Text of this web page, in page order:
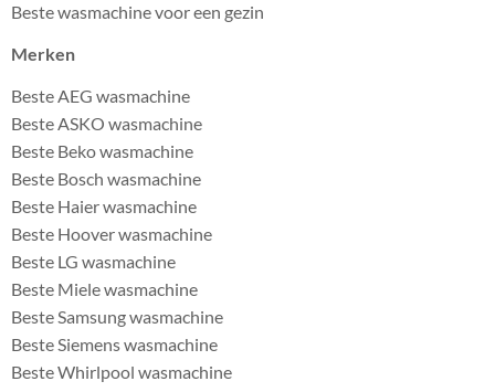
Beste wasmachine voor een gezin
Merken
Beste AEG wasmachine
Beste ASKO wasmachine
Beste Beko wasmachine
Beste Bosch wasmachine
Beste Haier wasmachine
Beste Hoover wasmachine
Beste LG wasmachine
Beste Miele wasmachine
Beste Samsung wasmachine
Beste Siemens wasmachine
Beste Whirlpool wasmachine